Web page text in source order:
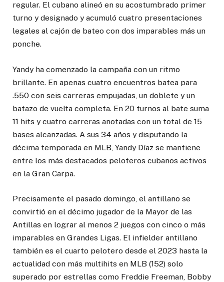
regular. El cubano alineó en su acostumbrado primer
turno y designado y acumuló cuatro presentaciones
legales al cajón de bateo con dos imparables más un
ponche.
Yandy ha comenzado la campaña con un ritmo
brillante. En apenas cuatro encuentros batea para
.550 con seis carreras empujadas, un doblete y un
batazo de vuelta completa. En 20 turnos al bate suma
11 hits y cuatro carreras anotadas con un total de 15
bases alcanzadas. A sus 34 años y disputando la
décima temporada en MLB, Yandy Díaz se mantiene
entre los más destacados peloteros cubanos activos
en la Gran Carpa.
Precisamente el pasado domingo, el antillano se
convirtió en el décimo jugador de la Mayor de las
Antillas en lograr al menos 2 juegos con cinco o más
imparables en Grandes Ligas. El infielder antillano
también es el cuarto pelotero desde el 2023 hasta la
actualidad con más multihits en MLB (152) solo
superado por estrellas como Freddie Freeman, Bobby